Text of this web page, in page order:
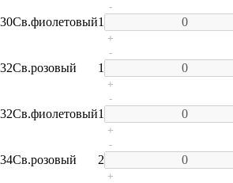
30Св.фиолетовый1
-
+
32Св.розовый 1
-
+
32Св.фиолетовый1
-
+
34Св.розовый 2
-
+